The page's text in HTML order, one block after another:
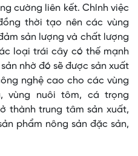
cường liên kết. Chính việc
thời tạo nên các vùng
sản lượng và chất lượng
loại trái cây có thế mạnh
nhờ đó sẽ được sản xuất
nghệ cao cho các vùng
vùng nuôi tôm, cá trọng
thành trung tâm sản xuất,
phẩm nông sản đặc sản,